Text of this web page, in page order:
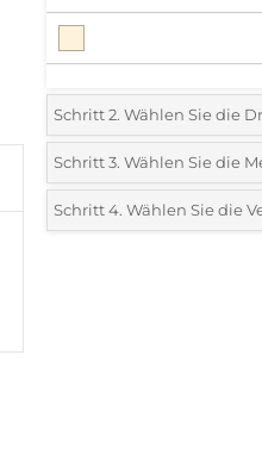
Schritt 2. Wählen Sie die
*Wählen Sie die Druck- und
1 Farbig (Auf einer Seite)
Schritt 3. Wählen Sie die
*Bitte wählen Sie Ihre
Schritt 4. Wählen Sie die